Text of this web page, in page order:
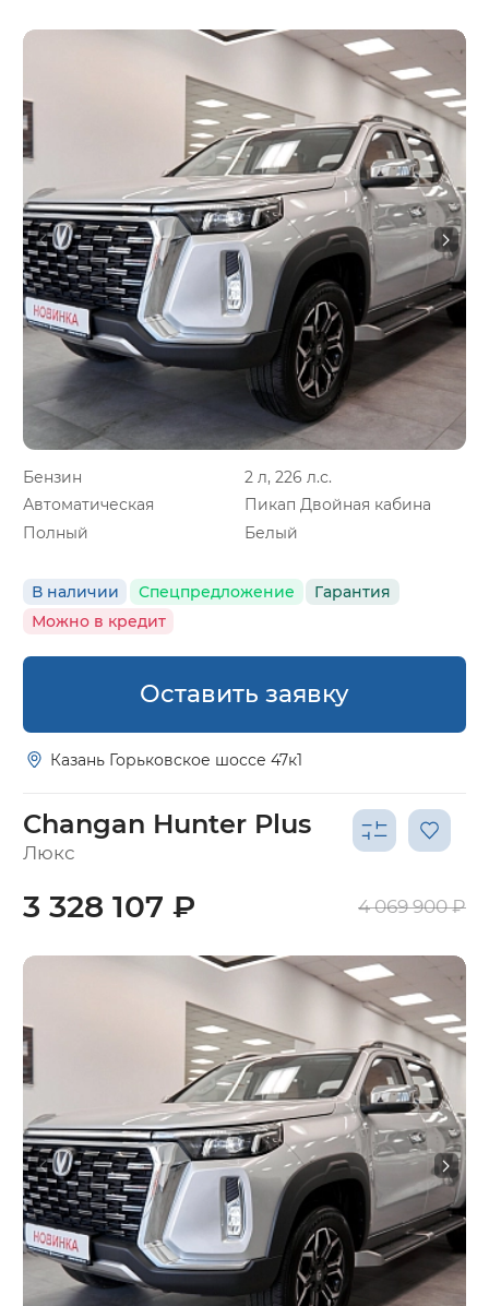
Бензин
2 л, 226 л.с.
Автоматическая
Пикап Двойная кабина
Полный
Белый
В наличии Спецпредложение
Гарантия
Можно в кредит
Оставить заявку
Казань Горьковское шоссе 47к1
Changan Hunter Plus
Люкс
3 328 107 ₽ 4 069 900 ₽